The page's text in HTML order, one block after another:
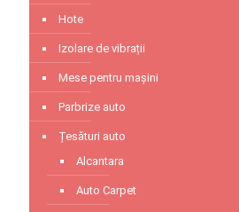
Hote
Izolare de vibrații
Mese pentru mașini
Parbrize auto
Țesături auto
Alcantara
Auto Carpet